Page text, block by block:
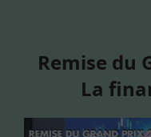
Remise du
La